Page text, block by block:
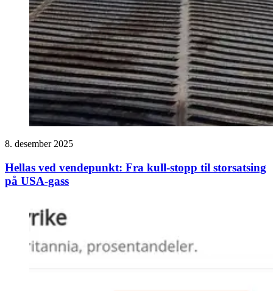
8. desember 2025
Hellas ved vendepunkt: Fra kull-stopp til storsatsing
på USA-gass